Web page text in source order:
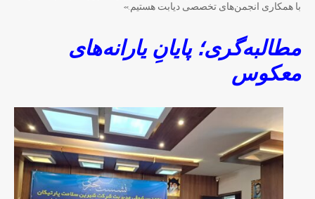
با همکاری انجمن‌های تخصصی دیابت هستیم.»
مطالبه‌گری؛ پایانِ یارانه‌های
معکوس